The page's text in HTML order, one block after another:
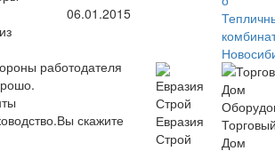
06.01.2015
работодателя
скажите
Евразия
Строй
Дом